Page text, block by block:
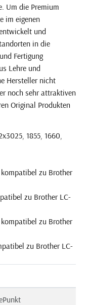
Um die Premium
im eigenen
und
in die
Fertigung
Lehre und
Hersteller nicht
noch sehr attraktiven
Original Produkten
1855, 1660,
zu Brother
zu Brother LC-
zu Brother
zu Brother LC-